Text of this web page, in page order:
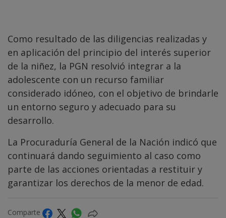
Como resultado de las diligencias realizadas y
en aplicación del principio del interés superior
de la niñez, la PGN resolvió integrar a la
adolescente con un recurso familiar
considerado idóneo, con el objetivo de brindarle
un entorno seguro y adecuado para su
desarrollo.
La Procuraduría General de la Nación indicó que
continuará dando seguimiento al caso como
parte de las acciones orientadas a restituir y
garantizar los derechos de la menor de edad.
Comparte